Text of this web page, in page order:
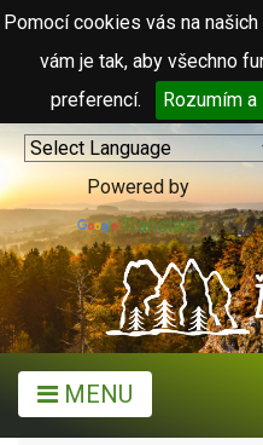
Pomocí cookies vás na
vám je tak, aby všechno
preferencí.
Rozumím
Powered by
Translate
MENU